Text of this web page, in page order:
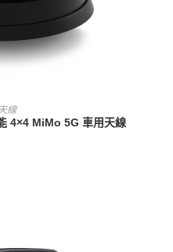
容
線
4×4 MiMo 5G 車用天線